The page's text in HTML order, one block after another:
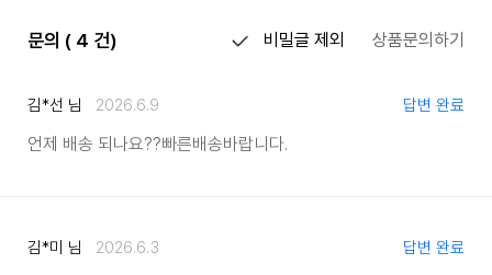
문의 ( 4 건) 비밀글 제외 상품문의하기
김*선 님 2026.6.9 답변 완료
언제 배송 되나요??빠른배송바랍니다.
김*미 님 2026.6.3 답변 완료